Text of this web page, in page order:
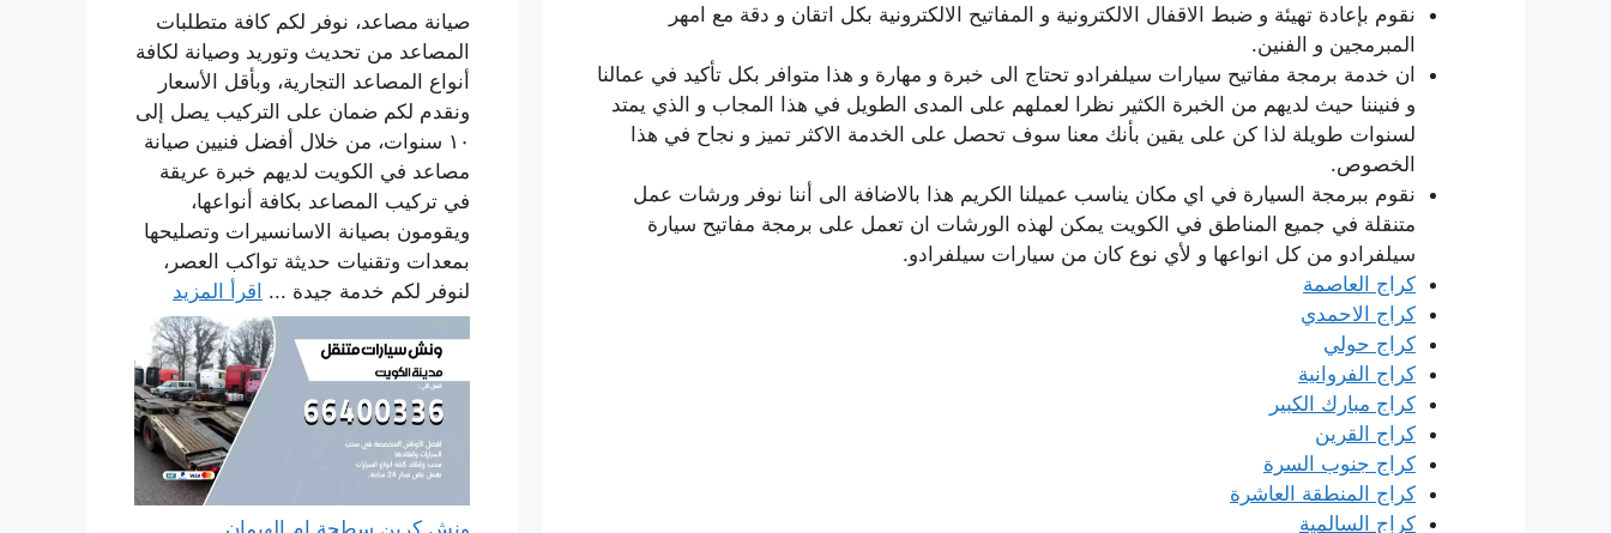
نقوم بإعادة تهيئة و ضبط الاقفال الالكترونية و المفاتيح الالكترونية بكل اتقان و دقة مع امهر
المبرمجين و الفنين.
ان خدمة برمجة مفاتيح سيارات سيلفرادو تحتاج الى خبرة و مهارة و هذا متوافر بكل تأكيد في عمالنا
و فنيننا حيث لديهم من الخبرة الكثير نظرا لعملهم على المدى الطويل في هذا المجاب و الذي يمتد
لسنوات طويلة لذا كن على يقين بأنك معنا سوف تحصل على الخدمة الاكثر تميز و نجاح في هذا
الخصوص.
نقوم ببرمجة السيارة في اي مكان يناسب عميلنا الكريم هذا بالاضافة الى أننا نوفر ورشات عمل
متنقلة في جميع المناطق في الكويت يمكن لهذه الورشات ان تعمل على برمجة مفاتيح سيارة
سيلفرادو من كل انواعها و لأي نوع كان من سيارات سيلفرادو.
كراج العاصمة
كراج الاحمدي
كراج حولي
كراج الفروانية
كراج مبارك الكبير
كراج القرين
كراج جنوب السرة
كراج المنطقة العاشرة
كراج السالمية
صيانة مصاعد، نوفر لكم كافة متطلبات
المصاعد من تحديث وتوريد وصيانة لكافة
أنواع المصاعد التجارية، وبأقل الأسعار
ونقدم لكم ضمان على التركيب يصل إلى
١٠ سنوات، من خلال أفضل فنيين صيانة
مصاعد في الكويت لديهم خبرة عريقة
في تركيب المصاعد بكافة أنواعها،
ويقومون بصيانة الاسانسيرات وتصليحها
بمعدات وتقنيات حديثة تواكب العصر،
لنوفر لكم خدمة جيدة ... اقرأ المزيد
ونش كرين سطحة ام الهيمان